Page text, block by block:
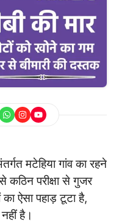
मटेहिया गांव का रहने
कठिन परीक्षा से गुजर
ऐसा पहाड़ टूटा है,
है।